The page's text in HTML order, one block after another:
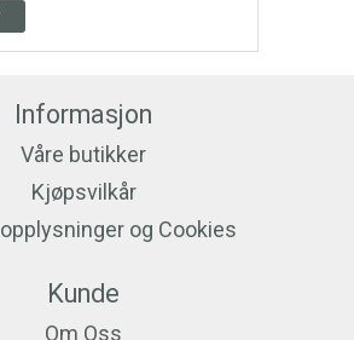
Informasjon
Våre butikker
Kjøpsvilkår
og Cookies
Kunde
Om Oss